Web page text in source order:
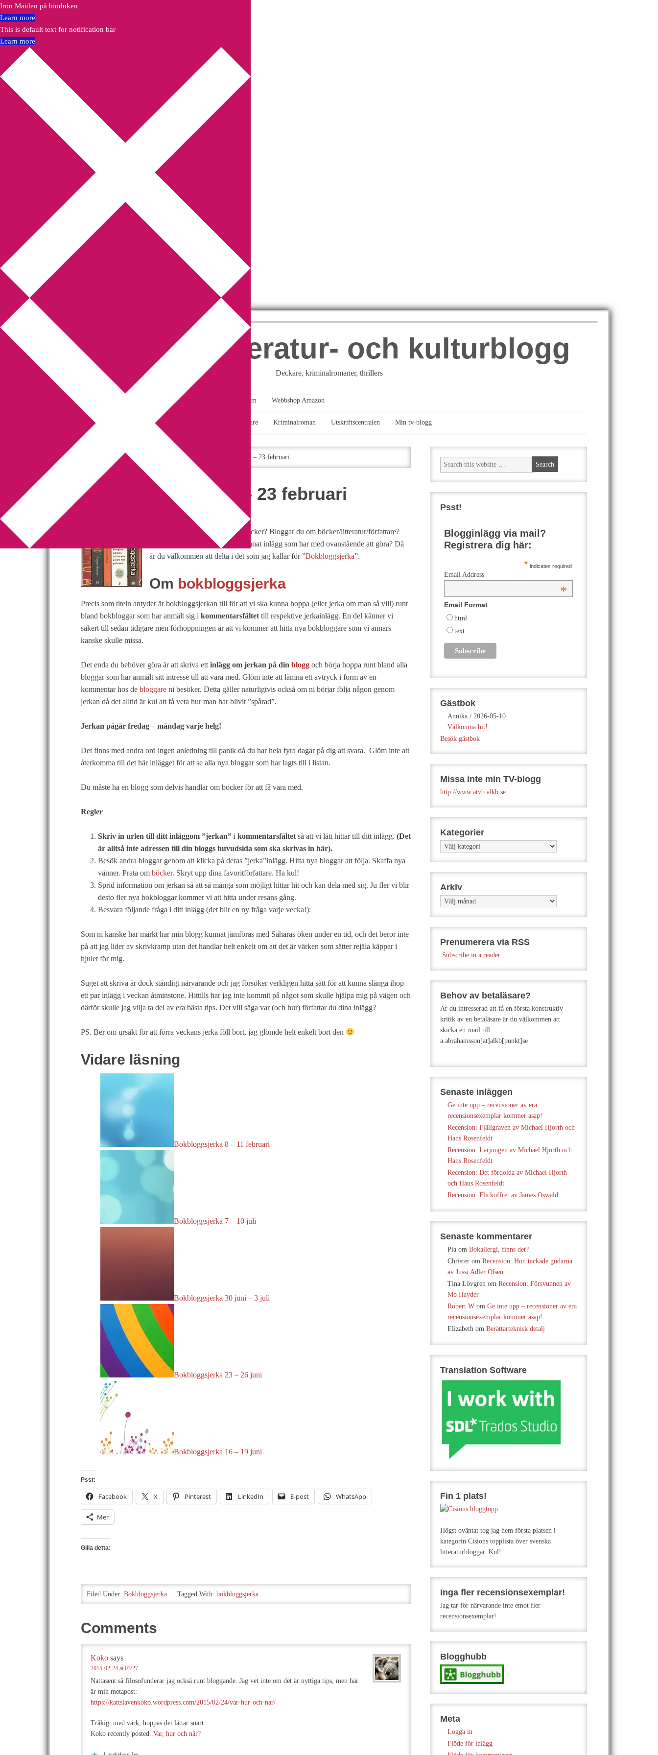
Annikas litteratur- och kulturblogg
Deckare, kriminalromaner, thrillers
Författarfemman Om Webbshop Amazon
Gästinlägg Bokbloggsjerka Deckare Kriminalroman Utskriftscentralen Min tv-blogg
You are here:Home Bokbloggsjerka Bokbloggsjerka 20 – 23 februari
Bokbloggsjerka 20 – 23 februari
72 Comments
Har du ett genuint intresse för böcker? Bloggar du om böcker/litteratur/författare?
Eller skriver du kanske ett och annat inlägg som har med ovanstående att göra? Då
är du välkommen att delta i det som jag kallar för ”Bokbloggsjerka”.
Om bokbloggsjerka
Precis som titeln antyder är bokbloggsjerkan till för att vi ska kunna hoppa (eller jerka om man så vill) runt
bland bokbloggar som har anmält sig i kommentarsfältet till respektive jerkainlägg. En del känner vi
säkert till sedan tidigare men förhoppningen är att vi kommer att hitta nya bokbloggare som vi annars
kanske skulle missa.
Det enda du behöver göra är att skriva ett inlägg om jerkan på din blogg och börja hoppa runt bland alla
bloggar som har anmält sitt intresse till att vara med. Glöm inte att lämna ett avtryck i form av en
kommentar hos de bloggare ni besöker. Detta gäller naturligtvis också om ni börjar följa någon genom
jerkan då det alltid är kul att få veta hur man har blivit ”spårad”.
Jerkan pågår fredag – måndag varje helg!
Det finns med andra ord ingen anledning till panik då du har hela fyra dagar på dig att svara. Glöm inte att
återkomma till det här inlägget för att se alla nya bloggar som har lagts till i listan.
Du måste ha en blogg som delvis handlar om böcker för att få vara med.
Regler
Skriv in urlen till ditt inläggom ”jerkan” i kommentarsfältet så att vi lätt hittar till ditt inlägg. (Det
är alltså inte adressen till din bloggs huvudsida som ska skrivas in här).
Besök andra bloggar genom att klicka på deras ”jerka”inlägg. Hitta nya bloggar att följa. Skaffa nya
vänner. Prata om böcker. Skryt upp dina favoritförfattare. Ha kul!
Sprid information om jerkan så att så många som möjligt hittar hit och kan dela med sig. Ju fler vi blir
desto fler nya bokbloggar kommer vi att hitta under resans gång.
Besvara följande fråga i ditt inlägg (det blir en ny fråga varje vecka!):
Som ni kanske har märkt har min blogg kunnat jämföras med Saharas öken under en tid, och det beror inte
på att jag lider av skrivkramp utan det handlar helt enkelt om att det är värken som sätter rejäla käppar i
hjulet för mig.
Suget att skriva är dock ständigt närvarande och jag försöker verkligen hitta sätt för att kunna slänga ihop
ett par inlägg i veckan åtminstone. Hittills har jag inte kommit på något som skulle hjälpa mig på vägen och
därför skulle jag vilja ta del av era bästa tips. Det vill säga var (och hur) författar du dina inlägg?
PS. Ber om ursäkt för att förra veckans jerka föll bort, jag glömde helt enkelt bort den
Vidare läsning
Bokbloggsjerka 8 – 11 februari
Bokbloggsjerka 7 – 10 juli
Bokbloggsjerka 30 juni – 3 juli
Bokbloggsjerka 23 – 26 juni
Bokbloggsjerka 16 – 19 juni
Psst:
Facebook X Pinterest LinkedIn E-post WhatsApp
Mer
Gilla detta:
Filed Under: Bokbloggsjerka Tagged With: bokbloggsjerka
Comments
Koko says
2015-02-24 at 03:27
Nattasent så filosofunderar jag också runt bloggande. Jag vet inte om det är nyttiga tips, men här
är min metapost:
https://kattslavenkoko.wordpress.com/2015/02/24/var-hur-och-nar/
Tråkigt med värk, hoppas det lättar snart.
Koko recently posted..Var, hur och när?
Psst!
Blogginlägg via mail?
Registrera dig här:
* indicates required
Email Address
*
Email Format
html
text
Gästbok
Annika / 2026-05-10
Välkomna hit!
Besök gästbok
Missa inte min TV-blogg
http://www.atvb.alkb.se
Kategorier
Kategorier
Arkiv
Arkiv
Prenumerera via RSS
Subscribe in a reader
Behov av betaläsare?
Är du intresserad att få en första konstruktiv
kritik av en betaläsare är du välkommen att
skicka ett mail till
a.abrahamsson[at]alkb[punkt]se
Senaste inläggen
Ge inte upp – recensioner av era
recensionsexemplar kommer asap!
Recension: Fjällgraven av Michael Hjorth och
Hans Rosenfeldt
Recension: Lärjungen av Michael Hjorth och
Hans Rosenfeldt
Recension: Det fördolda av Michael Hjorth
och Hans Rosenfeldt
Recension: Flickoffret av James Oswald
Senaste kommentarer
Pia om Bokallergi, finns det?
Christer om Recension: Hon tackade gudarna
av Jussi Adler Olsen
Tina Lövgren om Recension: Försvunnen av
Mo Hayder
Robert W om Ge inte upp – recensioner av era
recensionsexemplar kommer asap!
Elizabeth om Berättarteknisk detalj
Translation Software
Fin 1 plats!
Högst oväntat tog jag hem första platsen i
kategorin Cisions topplista över svenska
litteraturbloggar. Kul!
Inga fler recensionsexemplar!
Jag tar för närvarande inte emot fler
recensionsexemplar!
Blogghubb
Meta
Logga in
Flöde för inlägg
Iron Maiden på bioduken
Learn more
This is default text for notification bar
Learn more